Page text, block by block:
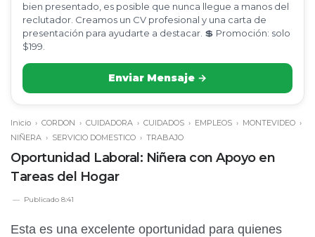
bien presentado, es posible que nunca llegue a manos del
reclutador. Creamos un CV profesional y una carta de
presentación para ayudarte a destacar. 💲 Promoción: solo
$199.
Enviar Mensaje →
Inicio › CORDON › CUIDADORA › CUIDADOS › EMPLEOS › MONTEVIDEO ›
NIÑERA › SERVICIO DOMESTICO › TRABAJO
Oportunidad Laboral: Niñera con Apoyo en
Tareas del Hogar
Publicado 8:41
Esta es una excelente oportunidad para quienes